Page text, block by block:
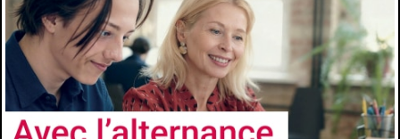
Prérequis
Le Master 1 s’adresse aux titulaires : d’une
licence, mention droit des affaires, droit privé
général ou droit privé et sciences criminelles
d’un master 1 en sciences de gestion avec
prérequis en droit des affaires d’un master 1